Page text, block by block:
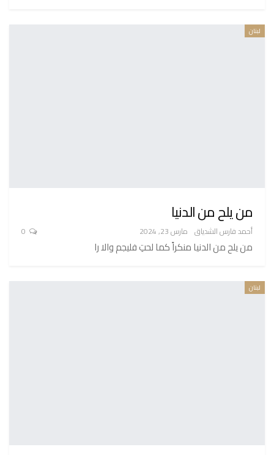
لبنان
من يلح من الدنيا
أحمد فارس الشدياق مارس 23, 2024
من يلح من الدنيا منكراً كما لحتِ فليجم والا را
لبنان